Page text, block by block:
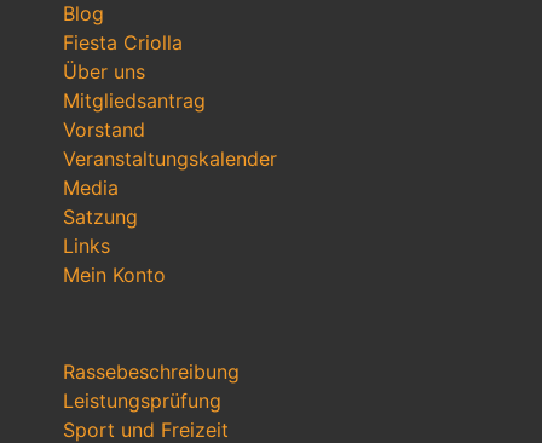
Blog
Fiesta Criolla
Über uns
Mitgliedsantrag
Vorstand
Veranstaltungskalender
Media
Satzung
Links
Mein Konto
Rassebeschreibung
Leistungsprüfung
Sport und Freizeit